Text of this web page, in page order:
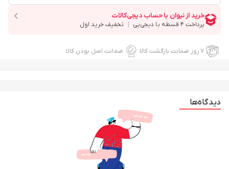
۷ روز ضمانت بازگشت کالا ضمانت اصل بودن کالا
دیدگاه‌ها